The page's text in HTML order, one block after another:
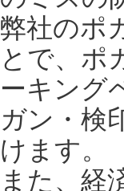
弊社のポ
とで、ポ
ーキング
ガン・検
けます。
また、経